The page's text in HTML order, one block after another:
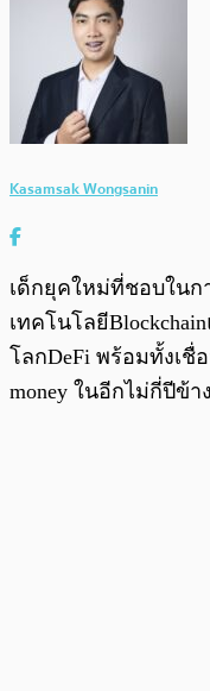
Kasamsak Wongsanin
เด็กยุคใหม่ที่ชอบในก
เทคโนโลยี
โลกDeFi พร้อมทั้งเชื่
money ในอีกไม่กี่ปีข้า